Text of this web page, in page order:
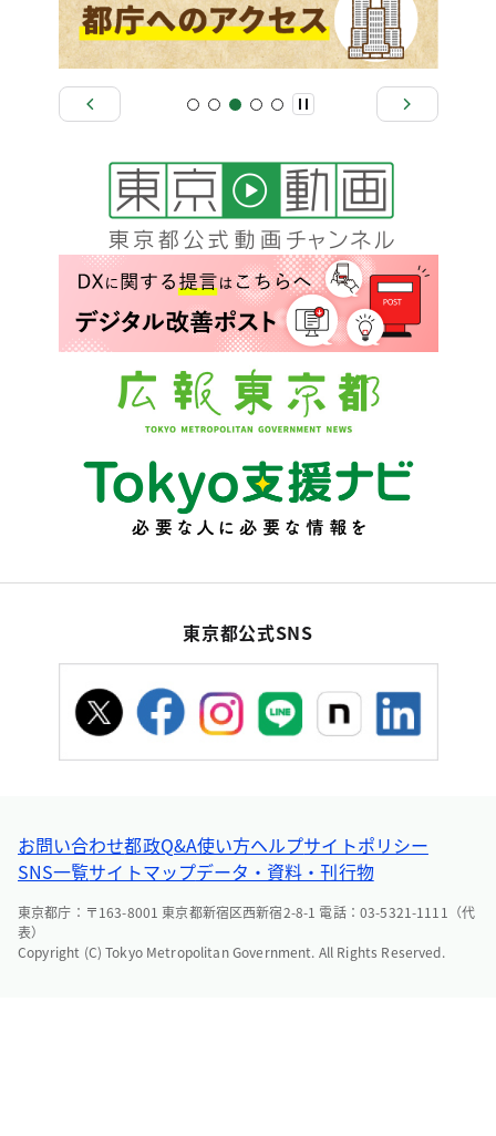
東京都公式SNS
お問い合わせ都政Q&A使い方ヘルプサイトポリシー
SNS一覧サイトマップデータ・資料・刊行物
東京都庁：〒163-8001 東京都新宿区西新宿2-8-1 電話：03-5321-1111（代
表）
Copyright (C) Tokyo Metropolitan Government. All Rights Reserved.